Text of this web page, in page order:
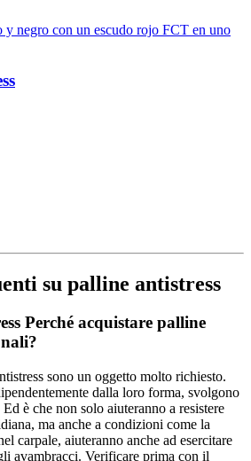
su palline antistress
Perché acquistare palline
sono un oggetto molto richiesto.
dalla loro forma, svolgono
è che non solo aiuteranno a resistere
ma anche a condizioni come la
carpale, aiuteranno anche ad esercitare
avambracci. Verificare prima con il